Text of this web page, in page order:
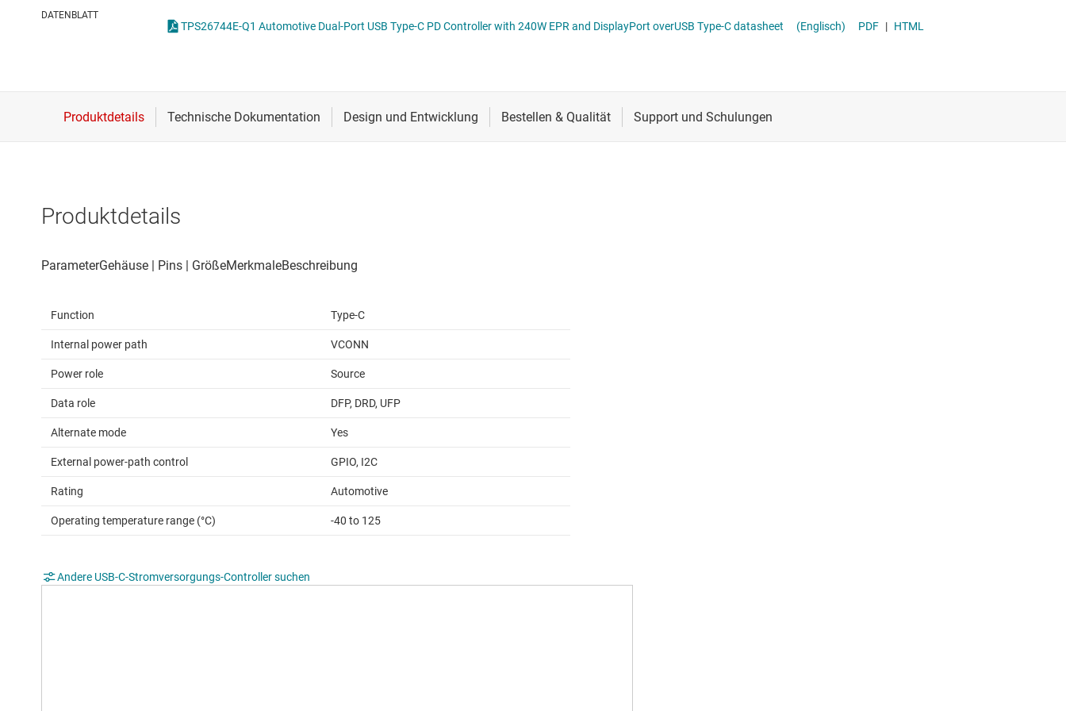
Isolierung Verstärker
IO-Link und Digital-E/A
DATENBLATT
TPS26744E-Q1 Automotive Dual-Port USB Type-C PD Controller with 240W EPR and DisplayPort overUSB Type-C datasheet (Englisch) PDF | HTML
Produktdetails
Function Type-C
Internal power path VCONN
Power role Source
Data role DFP, DRD, UFP
Alternate mode Yes
External power-path control GPIO, I2C
Rating Automotive
Operating temperature range (°C) -40 to 125
Andere USB-C-Stromversorgungs-Controller suchen